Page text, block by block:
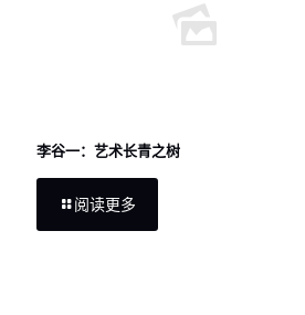
李谷一：艺术长青之树
阅读更多